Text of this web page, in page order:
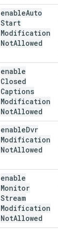
enableAuto
Start
Modification
NotAllowed
enable
Closed
Captions
Modification
NotAllowed
enableDvr
Modification
NotAllowed
enable
Monitor
Stream
Modification
NotAllowed